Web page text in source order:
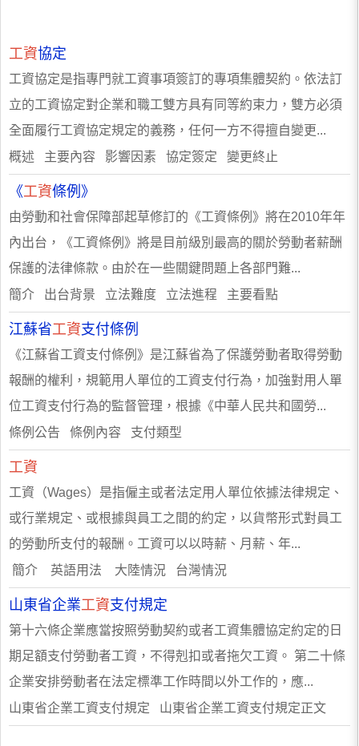
工資協定
工資協定是指專門就工資事項簽訂的專項集體契約。依法訂
立的工資協定對企業和職工雙方具有同等約束力，雙方必須
全面履行工資協定規定的義務，任何一方不得擅自變更...
概述 主要內容 影響因素 協定簽定 變更終止
《工資條例》
由勞動和社會保障部起草修訂的《工資條例》將在2010年年
內出台，《工資條例》將是目前級別最高的關於勞動者薪酬
保護的法律條款。由於在一些關鍵問題上各部門難...
簡介 出台背景 立法難度 立法進程 主要看點
江蘇省工資支付條例
《江蘇省工資支付條例》是江蘇省為了保護勞動者取得勞動
報酬的權利，規範用人單位的工資支付行為，加強對用人單
位工資支付行為的監督管理，根據《中華人民共和國勞...
條例公告 條例內容 支付類型
工資
工資（Wages）是指僱主或者法定用人單位依據法律規定、
或行業規定、或根據與員工之間的約定，以貨幣形式對員工
的勞動所支付的報酬。工資可以以時薪、月薪、年...
簡介 英語用法 大陸情況 台灣情況
山東省企業工資支付規定
第十六條企業應當按照勞動契約或者工資集體協定約定的日
期足額支付勞動者工資，不得剋扣或者拖欠工資。 第二十條
企業安排勞動者在法定標準工作時間以外工作的，應...
山東省企業工資支付規定 山東省企業工資支付規定正文